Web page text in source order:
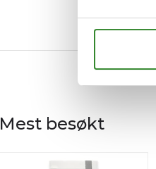
Mest besøkt